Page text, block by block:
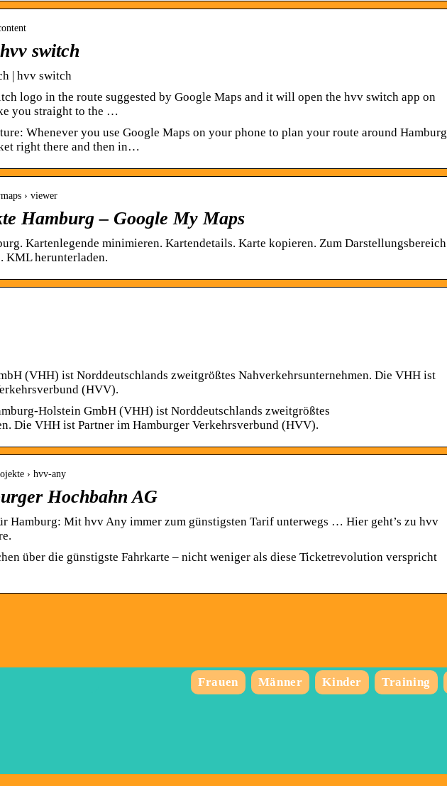
switch
| hvv switch
logo in the route suggested by Google Maps and it will open the hvv switch app on
you straight to the …
Whenever you use Google Maps on your phone to plan your route around Hamburg
right there and then in…
› viewer
Hamburg – Google My Maps
Kartenlegende minimieren. Kartendetails. Karte kopieren. Zum Darstellungsbereich
KML herunterladen.
(VHH) ist Norddeutschlands zweitgrößtes Nahverkehrsunternehmen. Die VHH ist
(HVV).
Holstein GmbH (VHH) ist Norddeutschlands zweitgrößtes
Die VHH ist Partner im Hamburger Verkehrsverbund (HVV).
› hvv-any
Hochbahn AG
Hamburg: Mit hvv Any immer zum günstigsten Tarif unterwegs … Hier geht’s zu hvv
über die günstigste Fahrkarte – nicht weniger als diese Ticketrevolution verspricht
Frauen Männer Kinder Training